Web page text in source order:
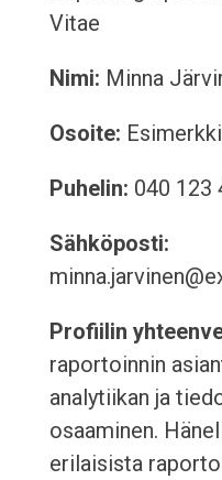
Vitae
Nimi: Minna
Osoite:
Puhelin: 040 123
Sähköposti:
Profiilin
raportoinnin
analytiikan ja
osaaminen.
erilaisista